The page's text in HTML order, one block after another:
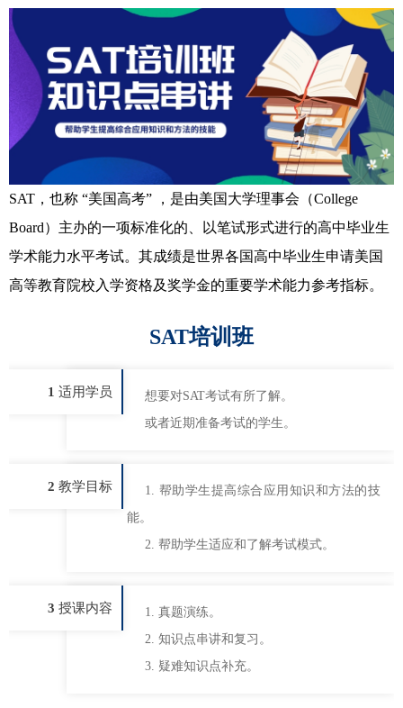
SAT，也称 “美国高考” ，是由美国大学理事会（College
Board）主办的一项标准化的、以笔试形式进行的高中毕业生
学术能力水平考试。其成绩是世界各国高中毕业生申请美国
高等教育院校入学资格及奖学金的重要学术能力参考指标。
SAT培训班
1 适用学员
想要对SAT考试有所了解。
或者近期准备考试的学生。
2 教学目标
1. 帮助学生提高综合应用知识和方法的技
能。
2. 帮助学生适应和了解考试模式。
3 授课内容
1. 真题演练。
2. 知识点串讲和复习。
3. 疑难知识点补充。